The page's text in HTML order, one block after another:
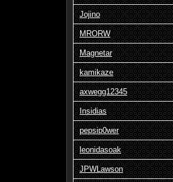
Jojino
MRORW
Magnetar
kamikaze
axwegg12345
Insidias
pepsip0wer
leonidasoak
JPWLawson